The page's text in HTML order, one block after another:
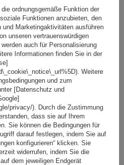
Wir versenden schon am 10. August
2
22,5 kg
45 kg
Aluminiumkonstruktion
ordnungsgemäße Funktion der
Funktionen anzubieten, den
und Marketingaktivitäten ausführen
unseren vertrauenswürdigen
auch für Personalisierung
Informationen finden Sie in der
Weitere
und zum
[Datenschutz und
privacy/). Durch die Zustimmung
dass sie auf Ihrem
Sie können die Bedingungen für
darauf festlegen, indem Sie auf
konfigurieren“ klicken. Sie
widerrufen, indem Sie die
dem jeweiligen Endgerät